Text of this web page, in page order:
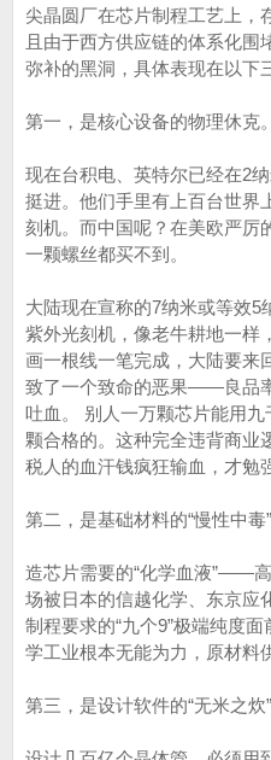
尖晶圆厂在芯片制程工艺上，
且由于西方供应链的体系化
弥补的黑洞，具体表现在以下
第一，是核心设备的物理休克。
现在台积电、英特尔已经在2
挺进。他们手里有上百台世界
刻机。而中国呢？在美欧严厉
一颗螺丝都买不到。
大陆现在宣称的7纳米或等效5
紫外光刻机，像老牛耕地一样
画一根线一笔完成，大陆要来
致了一个致命的恶果——良品
吐血。 别人一万颗芯片能用
颗合格的。这种完全违背商业
税人的血汗钱疯狂输血，才勉
第二，是基础材料的“慢性中毒”
造芯片需要的“化学血液”——
场被日本的信越化学、东京应
制程要求的“九个9”极端纯度
学工业根本无能为力，原材料
第三，是设计软件的“无米之炊”